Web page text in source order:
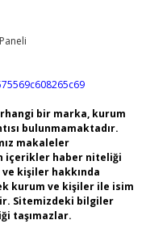
bir marka, kurum
bulunmamaktadır.
makaleler
içerikler haber niteliği
kişiler hakkında
kurum ve kişiler ile isim
Sitemizdeki bilgiler
taşımazlar.